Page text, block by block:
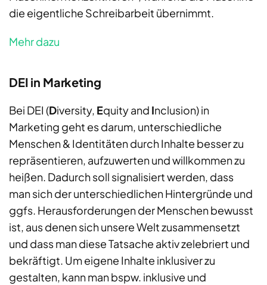
die eigentliche Schreibarbeit übernimmt.
Mehr dazu
DEI in Marketing
Bei DEI (Diversity, Equity and Inclusion) in
Marketing geht es darum, unterschiedliche
Menschen & Identitäten durch Inhalte besser zu
repräsentieren, aufzuwerten und willkommen zu
heißen. Dadurch soll signalisiert werden, dass
man sich der unterschiedlichen Hintergründe und
ggfs. Herausforderungen der Menschen bewusst
ist, aus denen sich unsere Welt zusammensetzt
und dass man diese Tatsache aktiv zelebriert und
bekräftigt. Um eigene Inhalte inklusiver zu
gestalten, kann man bspw. inklusive und